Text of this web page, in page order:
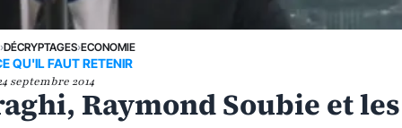
›DÉCRYPTAGES›ECONOMIE
QU'IL FAUT RETENIR
septembre 2014
Raymond Soubie et les